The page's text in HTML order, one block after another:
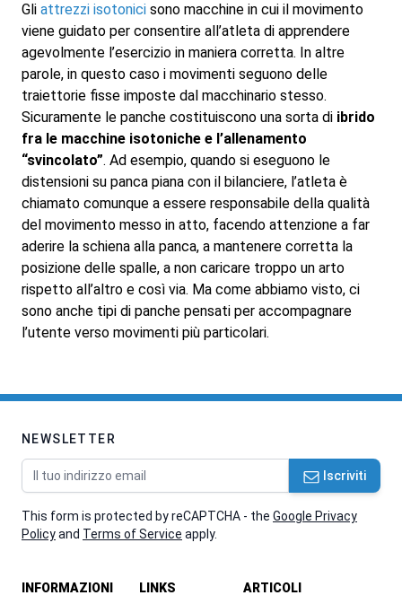
Gli attrezzi isotonici sono macchine in cui il movimento
viene guidato per consentire all’atleta di apprendere
agevolmente l’esercizio in maniera corretta. In altre
parole, in questo caso i movimenti seguono delle
traiettorie fisse imposte dal macchinario stesso.
Sicuramente le panche costituiscono una sorta di ibrido
fra le macchine isotoniche e l’allenamento
“svincolato”. Ad esempio, quando si eseguono le
distensioni su panca piana con il bilanciere, l’atleta è
chiamato comunque a essere responsabile della qualità
del movimento messo in atto, facendo attenzione a far
aderire la schiena alla panca, a mantenere corretta la
posizione delle spalle, a non caricare troppo un arto
rispetto all’altro e così via. Ma come abbiamo visto, ci
sono anche tipi di panche pensati per accompagnare
l’utente verso movimenti più particolari.
NEWSLETTER
Indirizzo email Iscriviti
This form is protected by reCAPTCHA - the Google Privacy
Policyand Terms of Service apply.
INFORMAZIONI LINKS ARTICOLI